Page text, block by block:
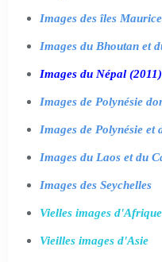
Images des îles
Images du Bhoutan et
Images du Népal (2011)
Images de Polynésie
Images de Polynésie et
Images du Laos et du
Images des Seychelles
Vielles images d'Afrique
Vieilles images d'Asie